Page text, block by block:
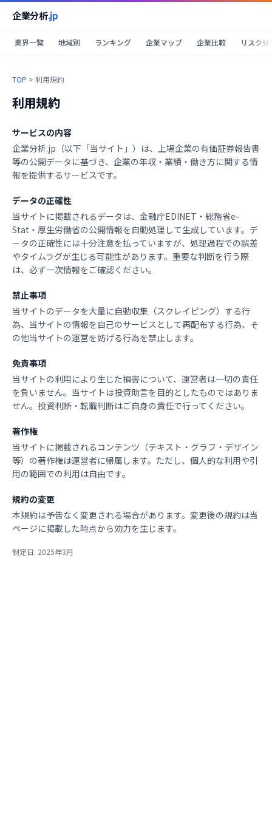
企業分析.jp
業界一覧 地域別 ランキング 企業マップ 企業比較 リスク分
TOP > 利用規約
利用規約
サービスの内容
企業分析.jp（以下「当サイト」）は、上場企業の有価証券報告書
等の公開データに基づき、企業の年収・業績・働き方に関する情
報を提供するサービスです。
データの正確性
当サイトに掲載されるデータは、金融庁EDINET・総務省e-
Stat・厚生労働省の公開情報を自動処理して生成しています。デ
ータの正確性には十分注意を払っていますが、処理過程での誤差
やタイムラグが生じる可能性があります。重要な判断を行う際
は、必ず一次情報をご確認ください。
禁止事項
当サイトのデータを大量に自動収集（スクレイピング）する行
為、当サイトの情報を自己のサービスとして再配布する行為、そ
の他当サイトの運営を妨げる行為を禁止します。
免責事項
当サイトの利用により生じた損害について、運営者は一切の責任
を負いません。当サイトは投資助言を目的としたものではありま
せん。投資判断・転職判断はご自身の責任で行ってください。
著作権
当サイトに掲載されるコンテンツ（テキスト・グラフ・デザイン
等）の著作権は運営者に帰属します。ただし、個人的な利用や引
用の範囲での利用は自由です。
規約の変更
本規約は予告なく変更される場合があります。変更後の規約は当
ページに掲載した時点から効力を生じます。
制定日: 2025年3月